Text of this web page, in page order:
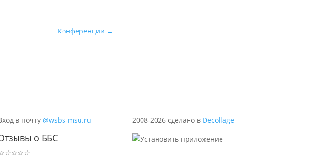
Конференции →
в почту@wsbs-msu.ru
о ББС
☆☆☆☆☆
2008-2026 сделано в Decollage